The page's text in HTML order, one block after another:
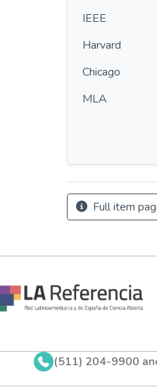
IEEE
Harvard
Chicago
MLA
Full item
(511) 204-9900